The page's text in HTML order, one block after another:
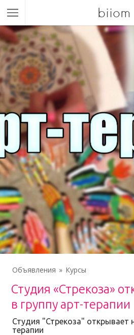
biiom
Объявления Курсы
Студия «Стрекоза»
в группу арт-терапии
Студия "Стрекоза" открывает
терапии